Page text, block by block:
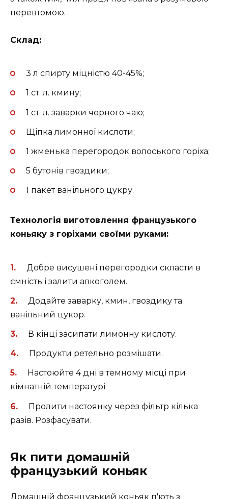
перевтомою.
Склад:
3 л спирту міцністю 40-45%;
1 ст. л. кмину;
1 ст. л. заварки чорного чаю;
Щіпка лимонної кислоти;
1 жменька перегородок волоського горіха;
5 бутонів гвоздики;
1 пакет ванільного цукру.
Технологія виготовлення французького
коньяку з горіхами своїми руками:
Добре висушені перегородки скласти в
ємність і залити алкоголем.
Додайте заварку, кмин, гвоздику та
ванільний цукор.
В кінці засипати лимонну кислоту.
Продукти ретельно розмішати.
Настоюйте 4 дні в темному місці при
кімнатній температурі.
Пролити настоянку через фільтр кілька
разів. Розфасувати.
Як пити домашній
французький коньяк
Домашній французький коньяк п'ють з